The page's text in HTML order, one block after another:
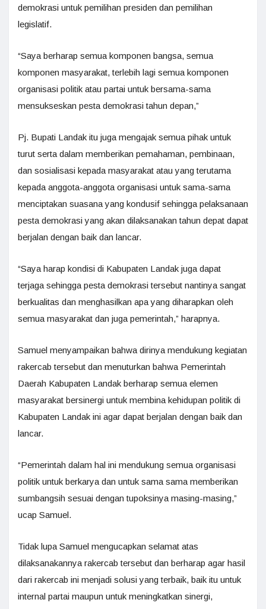
demokrasi untuk pemilihan presiden dan pemilihan
legislatif.
“Saya berharap semua komponen bangsa, semua
komponen masyarakat, terlebih lagi semua komponen
organisasi politik atau partai untuk bersama-sama
mensukseskan pesta demokrasi tahun depan,”
Pj. Bupati Landak itu juga mengajak semua pihak untuk
turut serta dalam memberikan pemahaman, pembinaan,
dan sosialisasi kepada masyarakat atau yang terutama
kepada anggota-anggota organisasi untuk sama-sama
menciptakan suasana yang kondusif sehingga pelaksanaan
pesta demokrasi yang akan dilaksanakan tahun depat dapat
berjalan dengan baik dan lancar.
“Saya harap kondisi di Kabupaten Landak juga dapat
terjaga sehingga pesta demokrasi tersebut nantinya sangat
berkualitas dan menghasilkan apa yang diharapkan oleh
semua masyarakat dan juga pemerintah,” harapnya.
Samuel menyampaikan bahwa dirinya mendukung kegiatan
rakercab tersebut dan menuturkan bahwa Pemerintah
Daerah Kabupaten Landak berharap semua elemen
masyarakat bersinergi untuk membina kehidupan politik di
Kabupaten Landak ini agar dapat berjalan dengan baik dan
lancar.
“Pemerintah dalam hal ini mendukung semua organisasi
politik untuk berkarya dan untuk sama sama memberikan
sumbangsih sesuai dengan tupoksinya masing-masing,”
ucap Samuel.
Tidak lupa Samuel mengucapkan selamat atas
dilaksanakannya rakercab tersebut dan berharap agar hasil
dari rakercab ini menjadi solusi yang terbaik, baik itu untuk
internal partai maupun untuk meningkatkan sinergi,